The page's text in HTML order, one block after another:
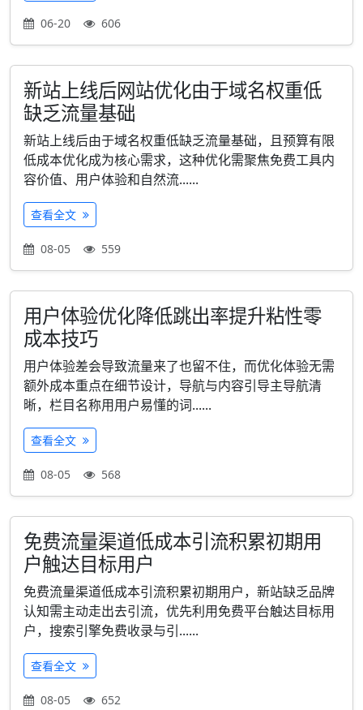
06-20 606
新站上线后网站优化由于域名权重低
缺乏流量基础
新站上线后由于域名权重低缺乏流量基础，且预算有限
低成本优化成为核心需求，这种优化需聚焦免费工具内
容价值、用户体验和自然流......
查看全文
08-05 559
用户体验优化降低跳出率提升粘性零
成本技巧
用户体验差会导致流量来了也留不住，而优化体验无需
额外成本重点在细节设计，导航与内容引导主导航清
晰，栏目名称用用户易懂的词......
查看全文
08-05 568
免费流量渠道低成本引流积累初期用
户触达目标用户
免费流量渠道低成本引流积累初期用户，新站缺乏品牌
认知需主动走出去引流，优先利用免费平台触达目标用
户，搜索引擎免费收录与引......
查看全文
08-05 652